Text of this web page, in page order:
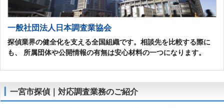
一般社団法人日本調査業協会
探偵業界の健全化を支える全国組織です。相談先を比較する際に
も、 所属団体や公開情報の有無は安心材料の一つになります。
一宮市探偵｜対応調査業務のご紹介